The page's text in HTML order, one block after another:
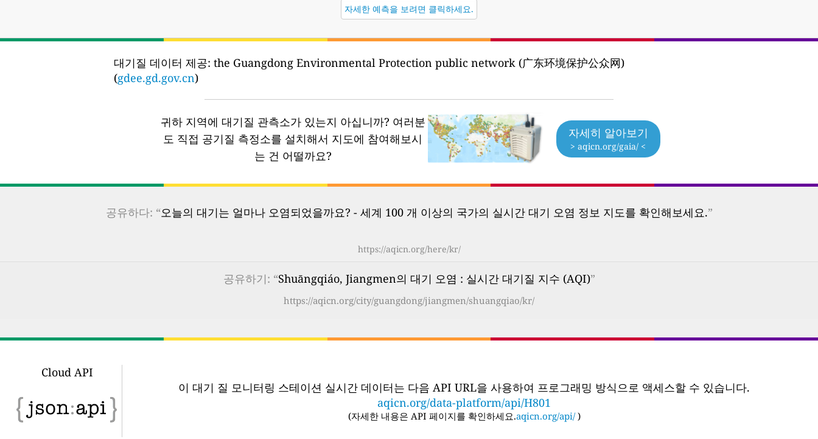
자세한 예측을 보려면 클릭하세요.
대기질 데이터 제공: the Guangdong Environmental Protection public network (广东环境保护公众网)
(gdee.gd.gov.cn)
귀하 지역에 대기질 관측소가 있는지 아십니까? 여러분
도 직접 공기질 측정소를 설치해서 지도에 참여해보시
는 건 어떨까요?
자세히 알아보기
> aqicn.org/gaia/ <
공유하다: “오늘의 대기는 얼마나 오염되었을까요? - 세계 100 개 이상의 국가의 실시간 대기 오염 정보 지도를 확인해보세요.”
https://aqicn.org/here/kr/
공유하기: “Shuāngqiáo, Jiangmen의 대기 오염 : 실시간 대기질 지수 (AQI)”
https://aqicn.org/city/guangdong/jiangmen/shuangqiao/kr/
Cloud API
이 대기 질 모니터링 스테이션 실시간 데이터는 다음 API URL을 사용하여 프로그래밍 방식으로 액세스할 수 있습니다.
aqicn.org/data-platform/api/H801
(자세한 내용은 API 페이지를 확인하세요.aqicn.org/api/ )